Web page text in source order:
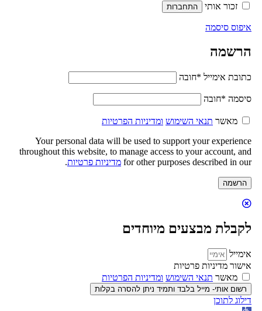
זכור אותי התחברות
איפוס סיסמה
הרשמה
כתובת אימייל *חובה
סיסמה *חובה
מאשר תנאי השימוש ומדיניות הפרטיות
Your personal data will be used to support your experience
throughout this website, to manage access to your account, and
for other purposes described in our מדיניות פרטיות.
הרשמה
לקבלת מבצעים מיוחדים
אימייל
אישור מדיניות פרטיות
מאשר תנאי השימוש ומדיניות הפרטיות
רשום אותי- מייל בלבד ותמיד ניתן להסרה בקלות
דילוג לתוכן